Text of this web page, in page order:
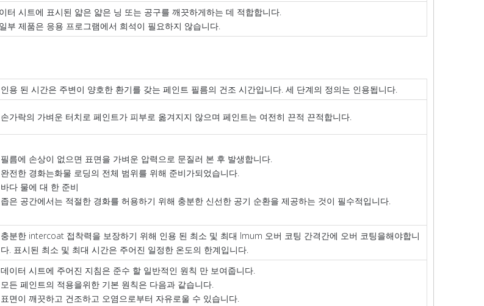
터 시트에 표시된 얇은 얇은 닝 또는 공구를 깨끗하게하는 데 적합합니다.
부 제품은 응용 프로그램에서 희석이 필요하지 않습니다.
인용 된 시간은 주변이 양호한 환기를 갖는 페인트 필름의 건조 시간입니다. 세 단계의 정의는 인용됩니다.
손가락의 가벼운 터치로 페인트가 피부로 옮겨지지 않으며 페인트는 여전히 끈적 끈적합니다.
필름에 손상이 없으면 표면을 가벼운 압력으로 문질러 본 후 발생합니다.
완전한 경화는화물 로딩의 전체 범위를 위해 준비가되었습니다.
바다 물에 대 한 준비
좁은 공간에서는 적절한 경화를 허용하기 위해 충분한 신선한 공기 순환을 제공하는 것이 필수적입니다.
충분한 intercoat 접착력을 보장하기 위해 인용 된 최소 및 최대 Imum 오버 코팅 간격간에 오버 코팅을해야합니
다. 표시된 최소 및 최대 시간은 주어진 일정한 온도의 한계입니다.
데이터 시트에 주어진 지침은 준수 할 일반적인 원칙 만 보여줍니다.
모든 페인트의 적용을위한 기본 원칙은 다음과 같습니다.
표면이 깨끗하고 건조하고 오염으로부터 자유로울 수 있습니다.